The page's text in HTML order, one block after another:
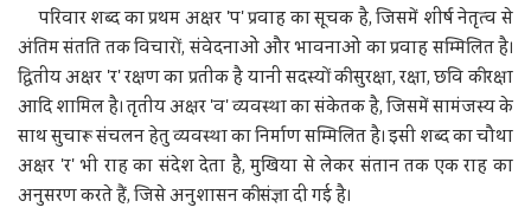
परिवार शब्द का प्रथम अक्षर 'प' प्रवाह का सूचक है, जिसमें शीर्ष नेतृत्व से
अंतिम संतति तक विचारों, संवेदनाओं और भावनाओं का प्रवाह सम्मिलित है।
द्वितीय अक्षर 'र' रक्षण का प्रतीक है यानी सदस्यों की सुरक्षा, रक्षा, छवि की रक्षा
आदि शामिल है। तृतीय अक्षर 'व' व्यवस्था का संकेतक है, जिसमें सामंजस्य के
साथ सुचारू संचलन हेतु व्यवस्था का निर्माण सम्मिलित है। इसी शब्द का चौथा
अक्षर 'र' भी राह का संदेश देता है, मुखिया से लेकर संतान तक एक राह का
अनुसरण करते हैं, जिसे अनुशासन की संज्ञा दी गई है।